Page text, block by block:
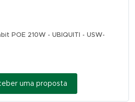
POE 210W - UBIQUITI - USW-
uma proposta